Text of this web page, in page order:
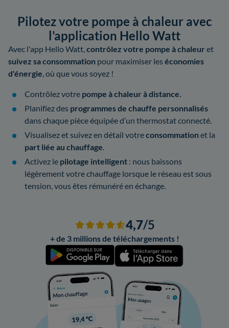
Pilotez votre pompe à chaleur avec
l’application Hello Watt
Avec l'app Hello Watt,contrôlez votre pompe à chaleur et
suivez sa consommation pour maximiser les économies
d'énergie, où que vous soyez !
Contrôlez votre pompe à chaleur à distance.
Planifiez des programmes de chauffe personnalisés
dans chaque pièce équipée d’un thermostat connecté.
Visualisez et suivez en détail votreconsommation et la
part liée au chauffage.
Activez le pilotage intelligent : nous baissons
légèrement votre chauffage lorsque le réseau est sous
tension, vous êtes rémunéré en échange.
4,7/5
+ de 3 millions de téléchargements !